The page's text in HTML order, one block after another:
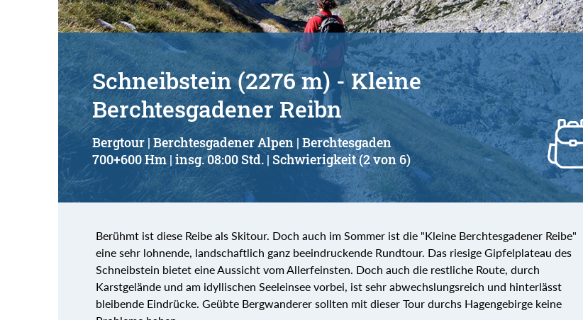
Schneibstein (2276 m) - Kleine
Berchtesgadener Reibn
Bergtour | Berchtesgadener Alpen | Berchtesgaden
700+600 Hm | insg. 08:00 Std. | Schwierigkeit (2 von 6)
Berühmt ist diese Reibe als Skitour. Doch auch im Sommer ist die "Kleine Berchtesgadener Reibe"
eine sehr lohnende, landschaftlich ganz beeindruckende Rundtour. Das riesige Gipfelplateau des
Schneibstein bietet eine Aussicht vom Allerfeinsten. Doch auch die restliche Route, durch
Karstgelände und am idyllischen Seeleinsee vorbei, ist sehr abwechslungsreich und hinterlässt
bleibende Eindrücke. Geübte Bergwanderer sollten mit dieser Tour durchs Hagengebirge keine